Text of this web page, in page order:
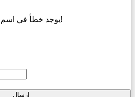
يوجد خطأ في اسم المستخدم أو كلمة المرور!